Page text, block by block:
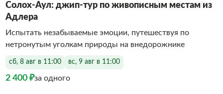
Солох-Аул: джип-тур по живописным местам из
Адлера
Испытать незабываемые эмоции, путешествуя по
нетронутым уголкам природы на внедорожнике
сб, 8 авг в 11:00 вс, 9 авг в 11:00
2 400 ₽за одного